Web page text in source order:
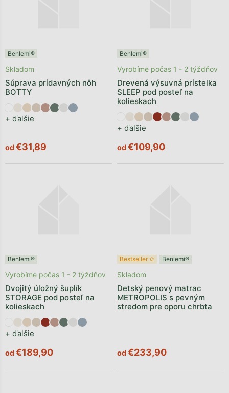
Benlemi®
Súprava prídavných nôh
BOTTY
+ ďalšie
Skladom
od€31,89
Benlemi®
Drevená výsuvná prístelka
SLEEP pod posteľ na
kolieskach
+ ďalšie
Vyrobíme počas 1 - 2 týždňov
od€109,90
Benlemi®
Dvojitý úložný šuplík
STORAGE pod posteľ na
kolieskach
+ ďalšie
Vyrobíme počas 1 - 2 týždňov
od€189,90
Bestseller ✩ Benlemi®
Detský penový matrac
METROPOLIS s pevným
stredom pre oporu chrbta
Skladom
od€233,90